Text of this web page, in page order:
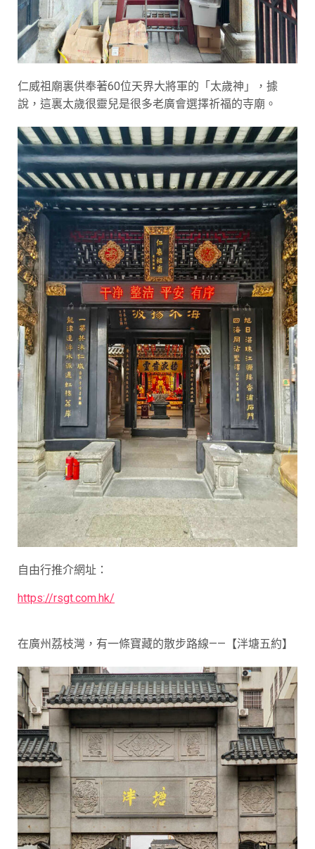
仁威祖廟裏供奉著60位天界大將軍的「太歲神」，據
說，這裏太歲很靈兒是很多老廣會選擇祈福的寺廟。
自由行推介網址：
https://rsgt.com.hk/
在廣州荔枝灣，有一條寶藏的散步路線——【泮塘五約】